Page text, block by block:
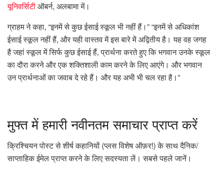
यूनिवर्सिटीऑबर्न, अलबामा में।
ग्राहम ने कहा, “इनमें से कुछ ईसाई स्कूल भी नहीं हैं।” “इनमें से अधिकांश
ईसाई स्कूल नहीं हैं, और यही वास्तव में इस बारे में अद्वितीय है। यह वह जगह
है जहां स्कूल में सिर्फ कुछ ईसाई हैं, प्रार्थना करते हुए कि भगवान उनके स्कूल
का दौरा करने और एक शक्तिशाली काम करने के लिए आएंगे। और भगवान
उन प्रार्थनाओं का जवाब दे रहे हैं। और यह अभी भी चल रहा है।”
मुफ्त में हमारी नवीनतम समाचार प्राप्त करें
क्रिश्चियन पोस्ट से शीर्ष कहानियों (प्लस विशेष ऑफ़र!) के साथ दैनिक/
साप्ताहिक ईमेल प्राप्त करने के लिए सदस्यता लें। सबसे पहले जानें।